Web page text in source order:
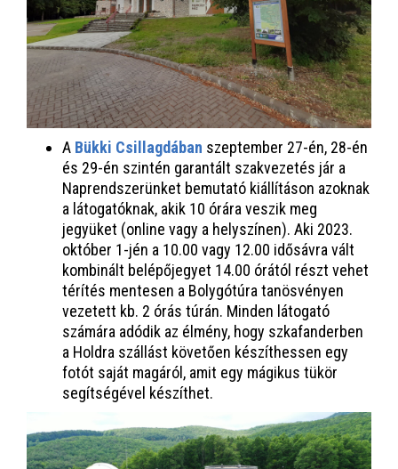
A Bükki Csillagdában szeptember 27-én, 28-én
és 29-én szintén garantált szakvezetés jár a
Naprendszerünket bemutató kiállításon azoknak
a látogatóknak, akik 10 órára veszik meg
jegyüket (online vagy a helyszínen). Aki 2023.
október 1-jén a 10.00 vagy 12.00 idősávra vált
kombinált belépőjegyet 14.00 órától részt vehet
térítés mentesen a Bolygótúra tanösvényen
vezetett kb. 2 órás túrán. Minden látogató
számára adódik az élmény, hogy szkafanderben
a Holdra szállást követően készíthessen egy
fotót saját magáról, amit egy mágikus tükör
segítségével készíthet.